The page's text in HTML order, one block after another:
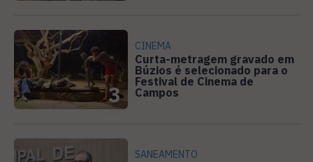
3
CINEMA
Curta-metragem gravado em
Búzios é selecionado para o
Festival de Cinema de
Campos
SANEAMENTO